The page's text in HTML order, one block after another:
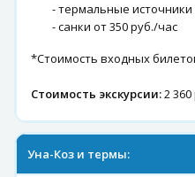
- термальные источники
- санки от 350 руб./час
*Стоимость входных
Стоимость экскурсии:2 360
Уна-Коз и термы: